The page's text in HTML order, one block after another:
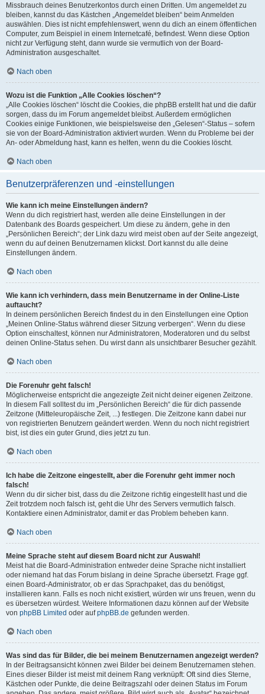
Missbrauch deines Benutzerkontos durch einen Dritten. Um angemeldet zu
bleiben, kannst du das Kästchen „Angemeldet bleiben“ beim Anmelden
auswählen. Dies ist nicht empfehlenswert, wenn du dich an einem öffentlichen
Computer, zum Beispiel in einem Internetcafé, befindest. Wenn diese Option
nicht zur Verfügung steht, dann wurde sie vermutlich von der Board-
Administration ausgeschaltet.
Nach oben
Wozu ist die Funktion „Alle Cookies löschen“?
„Alle Cookies löschen“ löscht die Cookies, die phpBB erstellt hat und die dafür
sorgen, dass du im Forum angemeldet bleibst. Außerdem ermöglichen
Cookies einige Funktionen, wie beispielsweise den „Gelesen“-Status – sofern
sie von der Board-Administration aktiviert wurden. Wenn du Probleme bei der
An- oder Abmeldung hast, kann es helfen, wenn du die Cookies löscht.
Nach oben
Benutzerpräferenzen und -einstellungen
Wie kann ich meine Einstellungen ändern?
Wenn du dich registriert hast, werden alle deine Einstellungen in der
Datenbank des Boards gespeichert. Um diese zu ändern, gehe in den
„Persönlichen Bereich“; der Link dazu wird meist oben auf der Seite angezeigt,
wenn du auf deinen Benutzernamen klickst. Dort kannst du alle deine
Einstellungen ändern.
Nach oben
Wie kann ich verhindern, dass mein Benutzername in der Online-Liste
auftaucht?
In deinem persönlichen Bereich findest du in den Einstellungen eine Option
„Meinen Online-Status während dieser Sitzung verbergen“. Wenn du diese
Option einschaltest, können nur Administratoren, Moderatoren und du selbst
deinen Online-Status sehen. Du wirst dann als unsichtbarer Besucher gezählt.
Nach oben
Die Forenuhr geht falsch!
Möglicherweise entspricht die angezeigte Zeit nicht deiner eigenen Zeitzone.
In diesem Fall solltest du im „Persönlichen Bereich“ die für dich passende
Zeitzone (Mitteleuropäische Zeit, ...) festlegen. Die Zeitzone kann dabei nur
von registrierten Benutzern geändert werden. Wenn du noch nicht registriert
bist, ist dies ein guter Grund, dies jetzt zu tun.
Nach oben
Ich habe die Zeitzone eingestellt, aber die Forenuhr geht immer noch
falsch!
Wenn du dir sicher bist, dass du die Zeitzone richtig eingestellt hast und die
Zeit trotzdem noch falsch ist, geht die Uhr des Servers vermutlich falsch.
Kontaktiere einen Administrator, damit er das Problem beheben kann.
Nach oben
Meine Sprache steht auf diesem Board nicht zur Auswahl!
Meist hat die Board-Administration entweder deine Sprache nicht installiert
oder niemand hat das Forum bislang in deine Sprache übersetzt. Frage ggf.
einen Board-Administrator, ob er das Sprachpaket, das du benötigst,
installieren kann. Falls es noch nicht existiert, würden wir uns freuen, wenn du
es übersetzen würdest. Weitere Informationen dazu können auf der Website
von phpBB Limited oder aufphpBB.de gefunden werden.
Nach oben
Was sind das für Bilder, die bei meinem Benutzernamen angezeigt werden?
In der Beitragsansicht können zwei Bilder bei deinem Benutzernamen stehen.
Eines dieser Bilder ist meist mit deinem Rang verknüpft: Oft sind dies Sterne,
Kästchen oder Punkte, die deine Beitragszahl oder deinen Status im Forum